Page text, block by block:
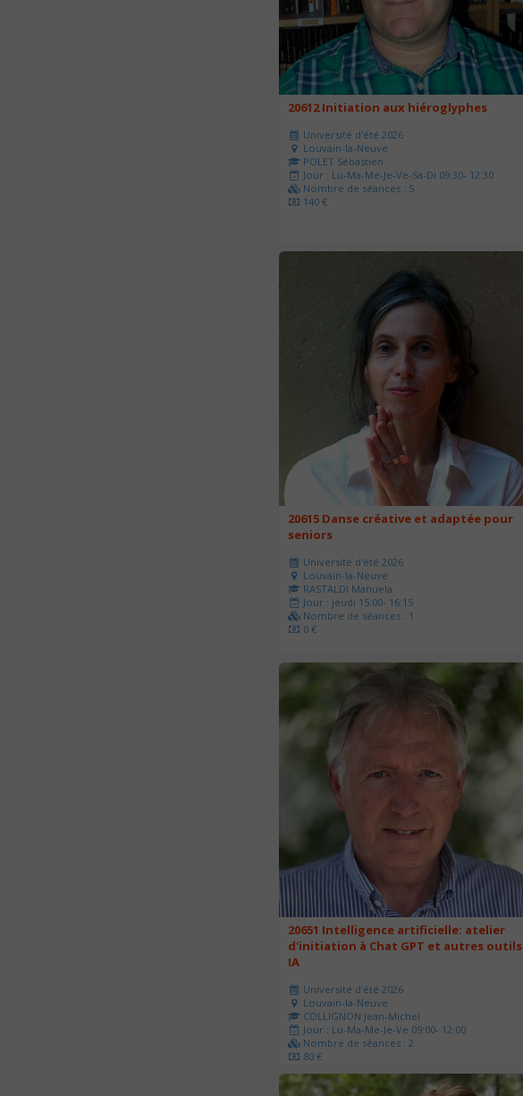
20612 Initiation aux hiéroglyphes
Université d'été 2026
Louvain-la-Neuve
POLET Sébastien
Jour : Lu-Ma-Me-Je-Ve-Sa-Di 09:30- 12:30
Nombre de séances : 5
140 €
20615 Danse créative et adaptée pour
seniors
Université d'été 2026
Louvain-la-Neuve
RASTALDI Manuela
Jour : jeudi 15:00- 16:15
Nombre de séances : 1
0 €
20651 Intelligence artificielle: atelier
d'initiation à Chat GPT et autres outils
IA
Université d'été 2026
Louvain-la-Neuve
COLLIGNON Jean-Michel
Jour : Lu-Ma-Me-Je-Ve 09:00- 12:00
Nombre de séances : 2
80 €